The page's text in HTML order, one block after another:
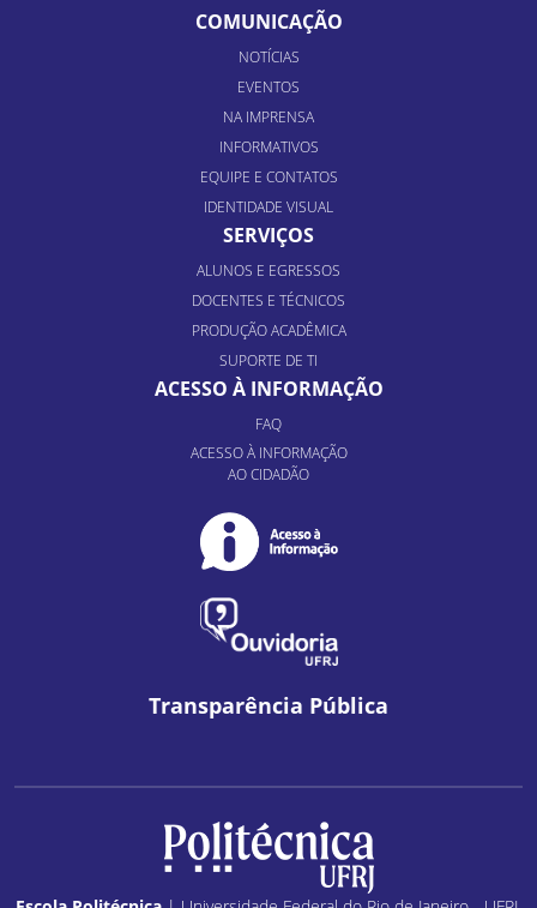
COMUNICAÇÃO
NOTÍCIAS
EVENTOS
NA IMPRENSA
INFORMATIVOS
EQUIPE E CONTATOS
IDENTIDADE VISUAL
SERVIÇOS
ALUNOS E EGRESSOS
DOCENTES E TÉCNICOS
PRODUÇÃO ACADÊMICA
SUPORTE DE TI
ACESSO À INFORMAÇÃO
FAQ
ACESSO À INFORMAÇÃO
AO CIDADÃO
Transparência Pública